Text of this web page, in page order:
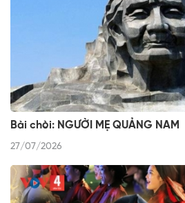
Bài chòi: NGƯỜI MẸ QUẢNG NAM
27/07/2026